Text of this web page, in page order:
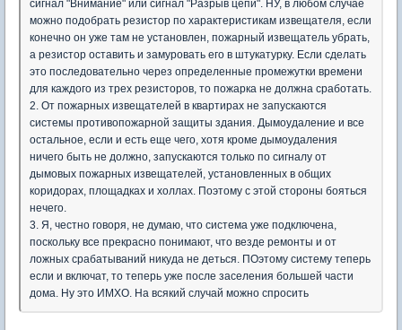
сигнал "Внимание" или сигнал "Разрыв цепи". НУ, в любом случае
можно подобрать резистор по характеристикам извещателя, если
конечно он уже там не установлен, пожарный извещатель убрать,
а резистор оставить и замуровать его в штукатурку. Если сделать
это последовательно через определенные промежутки времени
для каждого из трех резисторов, то пожарка не должна сработать.
2. От пожарных извещателей в квартирах не запускаются
системы противопожарной защиты здания. Дымоудаление и все
остальное, если и есть еще чего, хотя кроме дымоудаления
ничего быть не должно, запускаются только по сигналу от
дымовых пожарных извещателей, установленных в общих
коридорах, площадках и холлах. Поэтому с этой стороны бояться
нечего.
3. Я, честно говоря, не думаю, что система уже подключена,
поскольку все прекрасно понимают, что везде ремонты и от
ложных срабатываний никуда не деться. ПОэтому систему теперь
если и включат, то теперь уже после заселения большей части
дома. Ну это ИМХО. На всякий случай можно спросить